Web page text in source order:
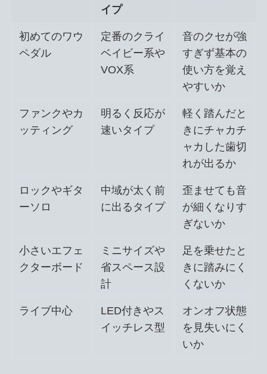
イプ
初めてのワウ
ペダル
定番のクライ
ベイビー系や
VOX系
音のクセが強
すぎず基本の
使い方を覚え
やすいか
ファンクやカ
ッティング
明るく反応が
速いタイプ
軽く踏んだと
きにチャカチ
ャカした歯切
れが出るか
ロックやギタ
ーソロ
中域が太く前
に出るタイプ
歪ませても音
が細くなりす
ぎないか
小さいエフェ
クターボード
ミニサイズや
省スペース設
計
足を乗せたと
きに踏みにく
くないか
ライブ中心
LED付きやス
イッチレス型
オンオフ状態
を見失いにく
いか